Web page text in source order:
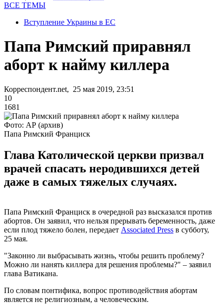
ВСЕ ТЕМЫ
Вступление Украины в ЕС
Папа Римский приравнял
аборт к найму киллера
Корреспондент.net, 25 мая 2019, 23:51
10
1681
Фото: АР (архив)
Папа Римский Франциск
Глава Католической церкви призвал
врачей спасать неродившихся детей
даже в самых тяжелых случаях.
Папа Римский Франциск в очередной раз высказался против
абортов. Он заявил, что нельзя прерывать беременность, даже
если плод тяжело болен, передает Associated Press в субботу,
25 мая.
"Законно ли выбрасывать жизнь, чтобы решить проблему?
Можно ли нанять киллера для решения проблемы?" – заявил
глава Ватикана.
По словам понтифика, вопрос противодействия абортам
является не религиозным, а человеческим.